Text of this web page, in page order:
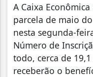
A Caixa
parcela de maio
nesta segunda-
Número de
todo, cerca de
receberão o